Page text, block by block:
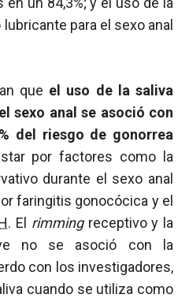
para el sexo anal
que el uso de la saliva
sexo anal se asoció con
del riesgo de gonorrea
por factores como la
durante el sexo anal
faringitis gonocócica y el
. El rimmingreceptivo y la
no se asoció con la
con los investigadores,
cuando se utiliza como